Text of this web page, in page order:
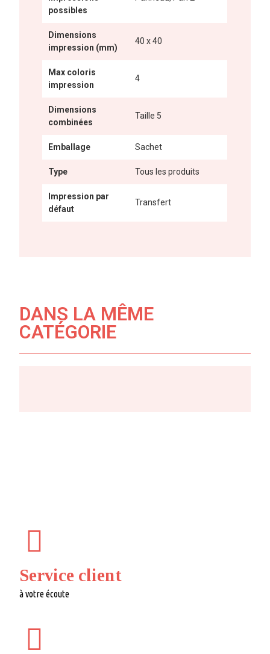
possibles
Dimensions
impression (mm)
40 x 40
Max coloris
impression
4
Dimensions
combinées
Taille 5
Emballage Sachet
Type Tous les produits
Impression par
défaut
Transfert
DANS LA MÊME
CATÉGORIE
Service client
à votre écoute